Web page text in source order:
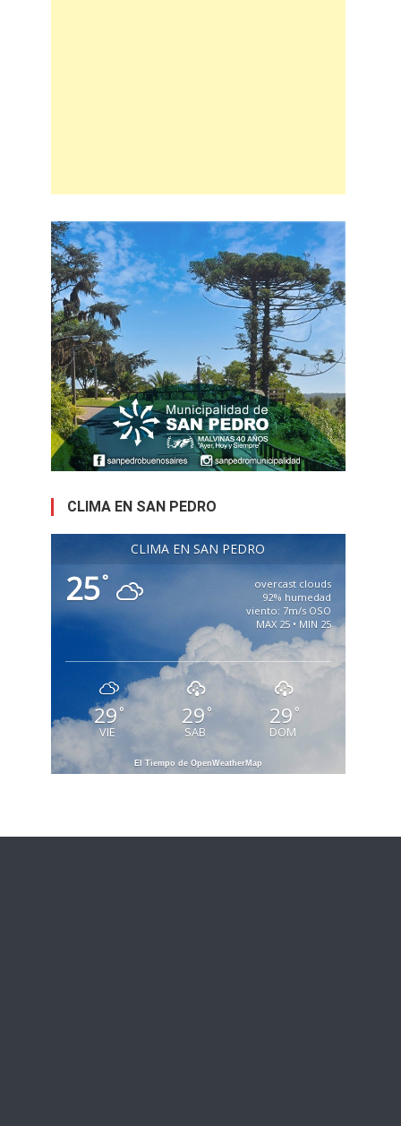
CLIMA EN SAN PEDRO
CLIMA EN SAN PEDRO
25°
overcast clouds
92% humedad
viento: 7m/s OSO
MAX 25 • MIN 25
29 °
VIE
29 °
SAB
29 °
DOM
El Tiempo de OpenWeatherMap